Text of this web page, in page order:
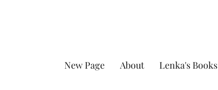
New Page About Lenka's Books